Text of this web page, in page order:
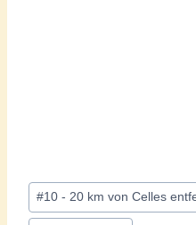
Schlagworte:
#10 - 20 km von Celles